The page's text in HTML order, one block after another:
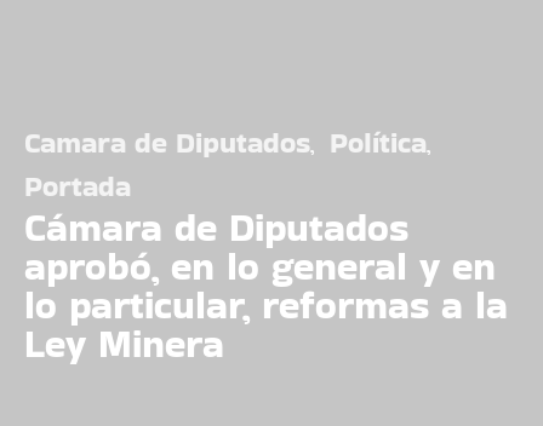
Camara de Diputados Política
Portada
Cámara de Diputados
aprobó, en lo general y en
lo particular, reformas a la
Ley Minera